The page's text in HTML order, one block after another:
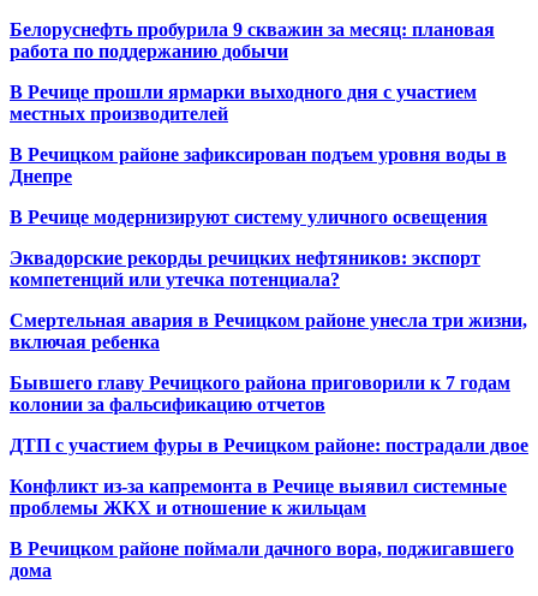
Белоруснефть пробурила 9 скважин за месяц: плановая
работа по поддержанию добычи
В Речице прошли ярмарки выходного дня с участием
местных производителей
В Речицком районе зафиксирован подъем уровня воды в
Днепре
В Речице модернизируют систему уличного освещения
Эквадорские рекорды речицких нефтяников: экспорт
компетенций или утечка потенциала?
Смертельная авария в Речицком районе унесла три жизни,
включая ребенка
Бывшего главу Речицкого района приговорили к 7 годам
колонии за фальсификацию отчетов
ДТП с участием фуры в Речицком районе: пострадали двое
Конфликт из-за капремонта в Речице выявил системные
проблемы ЖКХ и отношение к жильцам
В Речицком районе поймали дачного вора, поджигавшего
дома